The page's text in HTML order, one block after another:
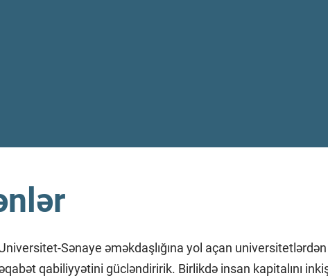
Sənaye əməkdaşlığına yol açan
qabiliyyətini gücləndiririk. Birlikdə insan kapitalını